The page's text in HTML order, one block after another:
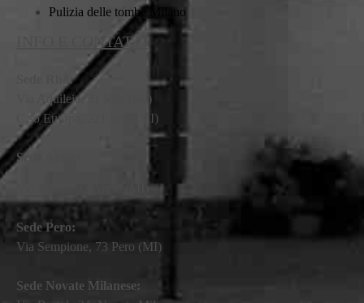
Pulizia delle tombe Milano
INFO E CONTATTI
Sede Rho:
Via Aquileia, 31 Rho (MI)
C.so Europa, 221 Rho (MI)
Sede Arese:
Via Mattei, 32 Arese (MI)
Sede Pero:
Via Sempione, 73 Pero (MI)
Sede Novate Milanese: